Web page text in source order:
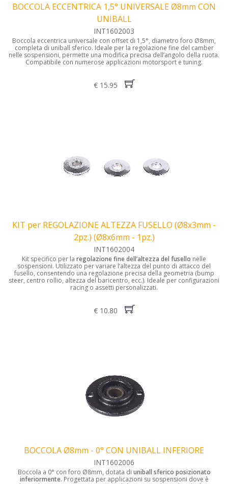
BOCCOLA ECCENTRICA 1,5° UNIVERSALE Ø8mm CON
UNIBALL
INT1602003
Boccola eccentrica universale con offset di 1,5°, diametro foro Ø8mm,
completa di uniball sferico. Ideale per la regolazione fine del camber
nelle sospensioni, permette una modifica precisa dell’angolo della ruota.
Compatibile con numerose applicazioni motorsport e tuning.
€ 15.95
KIT per REGOLAZIONE ALTEZZA FUSELLO (Ø8x3mm -
2pz.) (Ø8x6mm - 1pz.)
INT1602004
Kit specifico per la regolazione fine dell’altezza del fusello nelle
sospensioni. Utilizzato per variare l’altezza del punto di attacco del
fusello, consentendo una regolazione precisa della geometria (bump
steer, centro rollio, altezza del baricentro, ecc.). Ideale per configurazioni
racing o assetti personalizzati.
€ 10.80
BOCCOLA Ø8mm - 0° CON UNIBALL INFERIORE
INT1602006
Boccola a 0° con foro Ø8mm, dotata di uniball sferico posizionato
inferiormente. Progettata per applicazioni su sospensioni dove è